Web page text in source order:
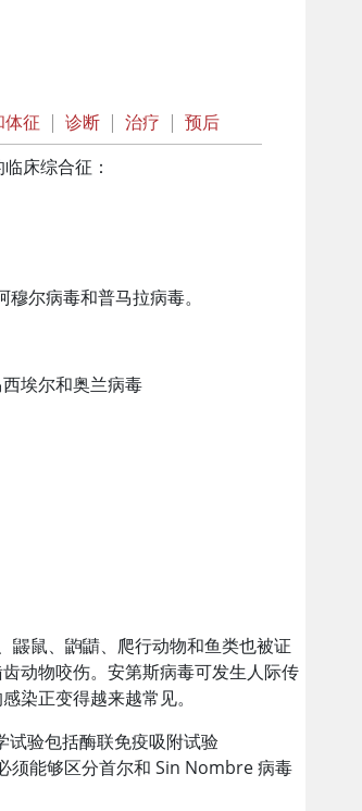
体征 | 诊断 | 治疗 | 预后
床综合征：
尔病毒和普马拉病毒。
埃尔和奥兰病毒
鼹鼠、鼩鼱、爬行动物和鱼类也被证
动物咬伤。安第斯病毒可发生人际传
染正变得越来越常见。
试验包括酶联免疫吸附试验
须能够区分首尔和 Sin Nombre 病毒